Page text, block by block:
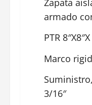
armado
PTR
Marco
3/16″